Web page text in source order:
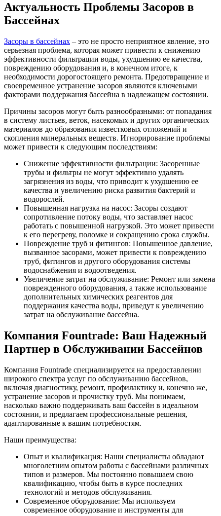
Актуальность Проблемы Засоров в
Бассейнах
Засоры в бассейнах – это не просто неприятное явление, это
серьезная проблема, которая может привести к снижению
эффективности фильтрации воды, ухудшению ее качества,
повреждению оборудования и, в конечном итоге, к
необходимости дорогостоящего ремонта. Предотвращение и
своевременное устранение засоров являются ключевыми
факторами поддержания бассейна в надлежащем состоянии.
Причины засоров могут быть разнообразными: от попадания
в систему листьев, веток, насекомых и других органических
материалов до образования известковых отложений и
скопления минеральных веществ. Игнорирование проблемы
может привести к следующим последствиям:
Снижение эффективности фильтрации: Засоренные
трубы и фильтры не могут эффективно удалять
загрязнения из воды, что приводит к ухудшению ее
качества и увеличению риска развития бактерий и
водорослей.
Повышенная нагрузка на насос: Засоры создают
сопротивление потоку воды, что заставляет насос
работать с повышенной нагрузкой. Это может привести
к его перегреву, поломке и сокращению срока службы.
Повреждение труб и фитингов: Повышенное давление,
вызванное засорами, может привести к повреждению
труб, фитингов и другого оборудования системы
водоснабжения и водоотведения.
Увеличение затрат на обслуживание: Ремонт или замена
поврежденного оборудования, а также использование
дополнительных химических реагентов для
поддержания качества воды, приведут к увеличению
затрат на обслуживание бассейна.
Компания Fountrade: Ваш Надежный
Партнер в Обслуживании Бассейнов
Компания Fountrade специализируется на предоставлении
широкого спектра услуг по обслуживанию бассейнов,
включая диагностику, ремонт, профилактику и, конечно же,
устранение засоров и прочистку труб. Мы понимаем,
насколько важно поддерживать ваш бассейн в идеальном
состоянии, и предлагаем профессиональные решения,
адаптированные к вашим потребностям.
Наши преимущества:
Опыт и квалификация: Наши специалисты обладают
многолетним опытом работы с бассейнами различных
типов и размеров. Мы постоянно повышаем свою
квалификацию, чтобы быть в курсе последних
технологий и методов обслуживания.
Современное оборудование: Мы используем
современное оборудование и инструменты для